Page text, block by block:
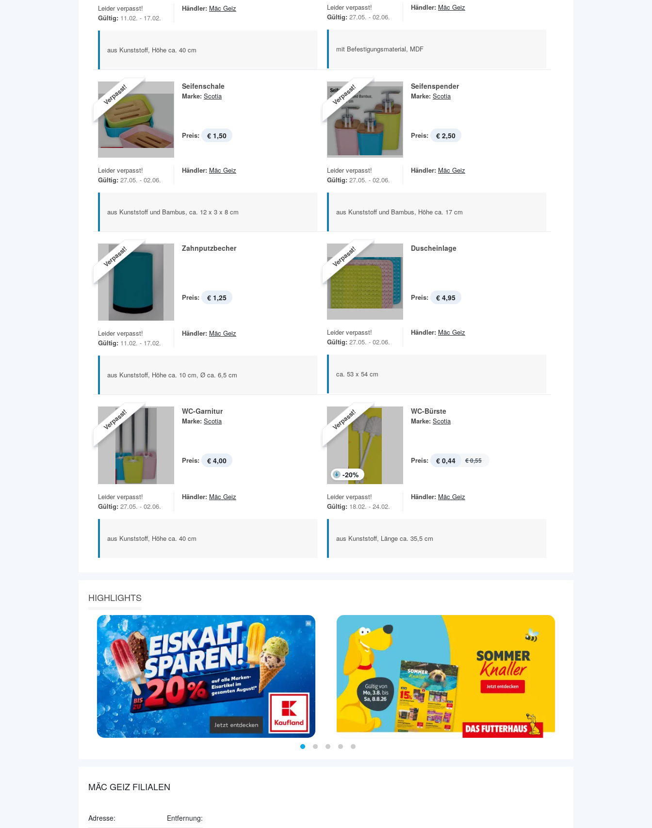
Leider verpasst!
Gültig: 11.02. - 17.02.
Händler: Mäc Geiz
aus Kunststoff, Höhe ca. 40 cm
Leider verpasst!
Gültig: 27.05. - 02.06.
Händler: Mäc Geiz
mit Befestigungsmaterial, MDF
Verpasst! Seifenschale
Marke: Scotia
Preis: € 1,50
Leider verpasst!
Gültig: 27.05. - 02.06.
Händler: Mäc Geiz
aus Kunststoff und Bambus, ca. 12 x 3 x 8 cm
Verpasst! Seifenspender
Marke: Scotia
Preis: € 2,50
Leider verpasst!
Gültig: 27.05. - 02.06.
Händler: Mäc Geiz
aus Kunststoff und Bambus, Höhe ca. 17 cm
Verpasst! Zahnputzbecher
Preis: € 1,25
Leider verpasst!
Gültig: 11.02. - 17.02.
Händler: Mäc Geiz
aus Kunststoff, Höhe ca. 10 cm, Ø ca. 6,5 cm
Verpasst! Duscheinlage
Preis: € 4,95
Leider verpasst!
Gültig: 27.05. - 02.06.
Händler: Mäc Geiz
ca. 53 x 54 cm
Verpasst! WC-Garnitur
Marke: Scotia
Preis: € 4,00
Leider verpasst!
Gültig: 27.05. - 02.06.
Händler: Mäc Geiz
aus Kunststoff, Höhe ca. 40 cm
Verpasst!
-20%
WC-Bürste
Marke: Scotia
Preis: € 0,44 € 0,55
Leider verpasst!
Gültig: 18.02. - 24.02.
Händler: Mäc Geiz
aus Kunststoff, Länge ca. 35,5 cm
HIGHLIGHTS
MÄC GEIZ FILIALEN
Adresse: Entfernung: